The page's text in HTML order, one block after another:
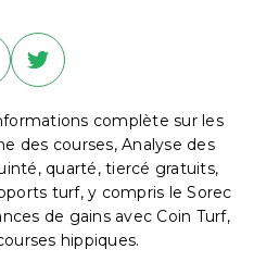
complète sur les
des courses, Analyse des
quarté, tiercé gratuits,
turf, y compris le Sorec
de gains avec Coin Turf,
hippiques.